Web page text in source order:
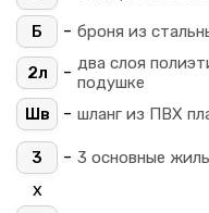
Б
- броня из
2л - два слоя
подушке
Шв
- шланг из ПВХ
3 - 3 основные
х